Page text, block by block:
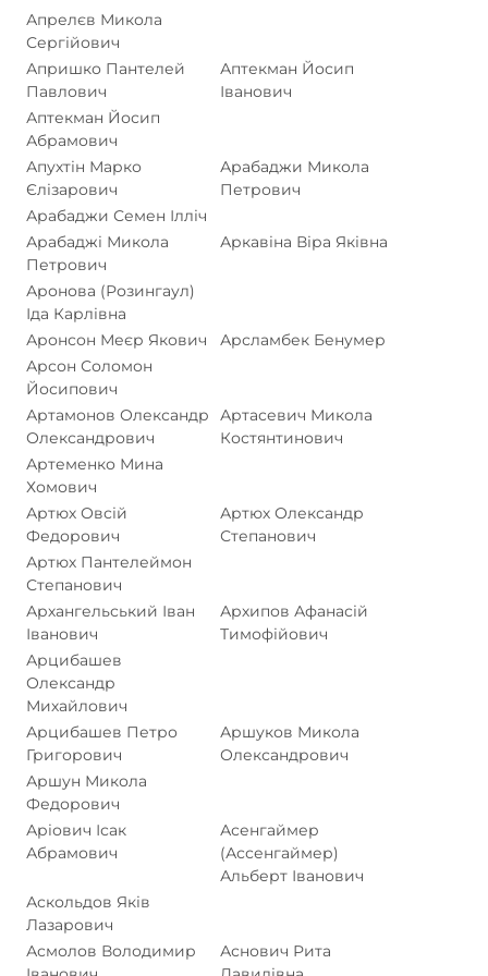
Апрелєв Микола
Сергійович
Апришко Пантелей
Павлович
Аптекман Йосип
Іванович
Аптекман Йосип
Абрамович
Апухтін Марко
Єлізарович
Арабаджи Микола
Петрович
Арабаджи Семен Ілліч
Арабаджі Микола
Петрович
Аркавіна Віра Яківна
Аронова (Розингаул)
Іда Карлівна
Аронсон Меєр Якович
Арсламбек Бенумер
Арсон Соломон
Йосипович
Артамонов Олександр
Олександрович
Артасевич Микола
Костянтинович
Артеменко Мина
Хомович
Артюх Овсій
Федорович
Артюх Олександр
Степанович
Артюх Пантелеймон
Степанович
Архангельський Іван
Іванович
Архипов Афанасій
Тимофійович
Арцибашев
Олександр
Михайлович
Арцибашев Петро
Григорович
Аршуков Микола
Олександрович
Аршун Микола
Федорович
Аріович Ісак
Абрамович
Асенгаймер
(Ассенгаймер)
Альберт Іванович
Аскольдов Яків
Лазарович
Асмолов Володимир
Аснович Рита